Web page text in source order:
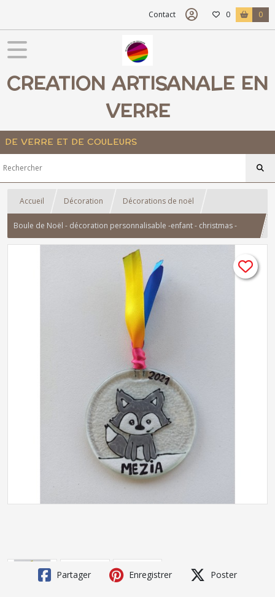
Contact 0 0
CREATION ARTISANALE EN
VERRE
DE VERRE ET DE COULEURS
Accueil Décoration Décorations de noël
Boule de Noël - décoration personnalisable -enfant - christmas -
Partager Enregistrer Poster